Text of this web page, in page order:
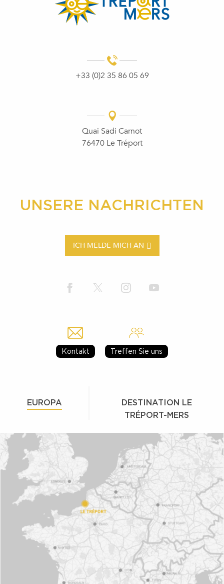
+33 (0)2 35 86 05 69
Quai Sadi Carnot
76470 Le Tréport
UNSERE NACHRICHTEN
ICH MELDE MICH AN
Kontakt Treffen Sie uns
EUROPA
DESTINATION LE
TRÉPORT-MERS